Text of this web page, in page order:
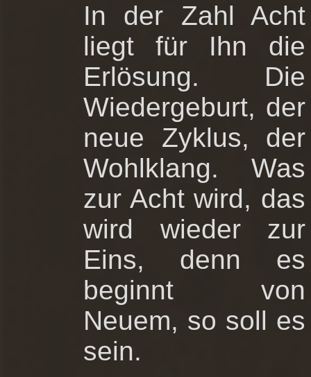
In der Zahl Acht
liegt für Ihn die
Erlösung. Die
Wiedergeburt, der
neue Zyklus, der
Wohlklang. Was
zur Acht wird, das
wird wieder zur
Eins, denn es
beginnt von
Neuem, so soll es
sein.